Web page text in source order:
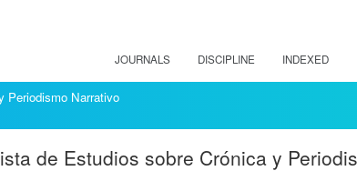
JOURNALS DISCIPLINE INDEXED
Periodismo Narrativo
de Estudios sobre Crónica y